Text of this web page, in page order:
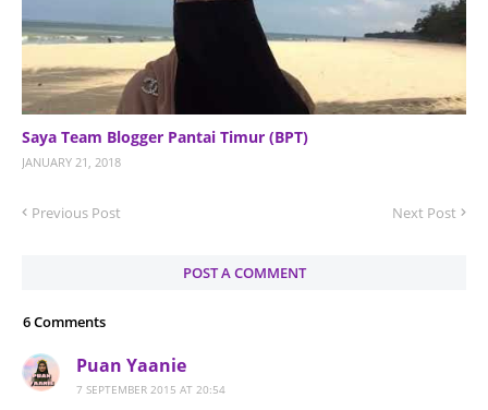
Saya Team Blogger Pantai Timur (BPT)
JANUARY 21, 2018
Previous Post Next Post
POST A COMMENT
6 Comments
Puan Yaanie
7 SEPTEMBER 2015 AT 20:54